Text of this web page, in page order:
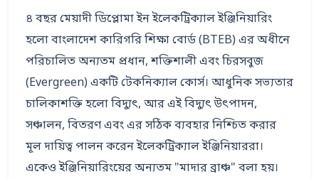
৪ বছর মেয়াদী ডিপ্লোমা ইন ইলেকট্রিক্যাল ইঞ্জিনিয়ারিং
হলো বাংলাদেশ কারিগরি শিক্ষা বোর্ড (BTEB) এর অধীনে
পরিচালিত অন্যতম প্রধান, শক্তিশালী এবং চিরসবুজ
(Evergreen) একটি টেকনিক্যাল কোর্স। আধুনিক সভ্যতার
চালিকাশক্তি হলো বিদ্যুৎ, আর এই বিদ্যুৎ উৎপাদন,
সঞ্চালন, বিতরণ এবং এর সঠিক ব্যবহার নিশ্চিত করার
মূল দায়িত্ব পালন করেন ইলেকট্রিক্যাল ইঞ্জিনিয়াররা।
একেও ইঞ্জিনিয়ারিংয়ের অন্যতম "মাদার ব্রাঞ্চ" বলা হয়।